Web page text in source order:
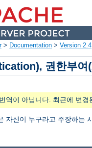
> Documentation > Version 2.4
권한부
역이 아닙니다. 최근에 변
자신이 누구라고 주장하는